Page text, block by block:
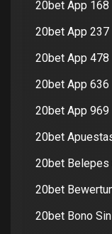
20bet App 168
20bet App 237
20bet App 478
20bet App 636
20bet App 969
20bet
20bet Belepes
20bet
20bet Bono